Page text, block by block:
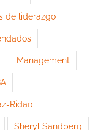
de liderazgo
Management
Ridao
Sheryl Sandberg